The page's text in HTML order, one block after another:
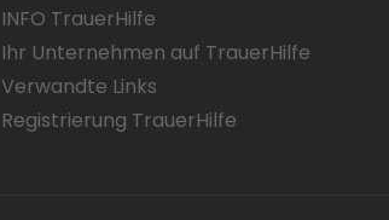
INFO TrauerHilfe
Ihr Unternehmen auf TrauerHilfe
Verwandte Links
Registrierung TrauerHilfe